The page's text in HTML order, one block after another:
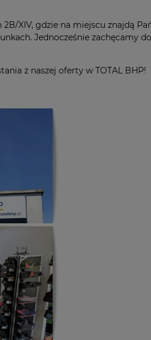
XIV, gdzie na miejscu znajdą
Jednocześnie zachęcamy
z naszej oferty w TOTAL BHP!